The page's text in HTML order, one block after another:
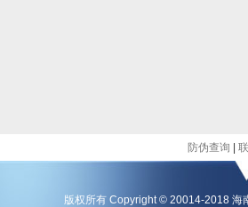
防伪查询
版权所有 Copyright © 20014-2018 海